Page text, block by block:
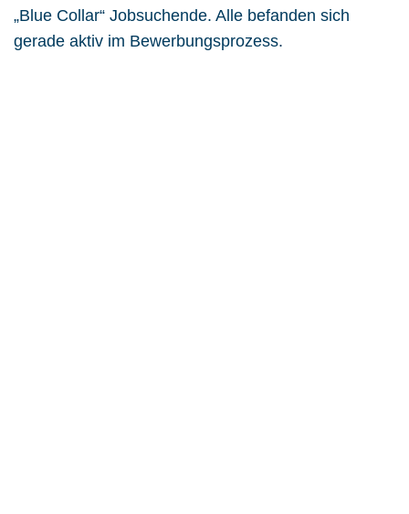
„Blue Collar“ Jobsuchende. Alle befanden sich
gerade aktiv im Bewerbungsprozess.